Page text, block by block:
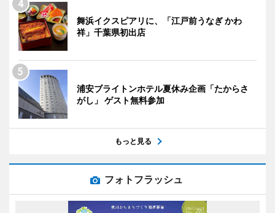
舞浜イクスピアリに、「江戸前うなぎ かわ
祥」千葉県初出店
浦安ブライトンホテル夏休み企画「たからさ
がし」 ゲスト無料参加
もっと見る
フォトフラッシュ